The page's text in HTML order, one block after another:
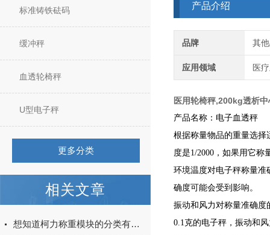
标准铸铁砝码
缓冲秤
血透轮椅秤
U型电子秤
更多分类
相关文章
想知道柯力称重模块的分类有哪些看看这些就知道了
产品介绍
品牌 其
应用领域 医
医用轮椅秤,200kg透析
产品名称：电子血透秤
根据称量物品的重量选择
度是1/2000，如果用它称
环境温度对电子秤称量
确度可能会受到影响。
振动和风力对称量准确度
0.1克的电子秤，振动和